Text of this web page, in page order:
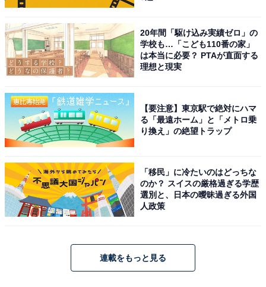
20年間「駆け込み実績ゼロ」の
学校も…「こども110番の家」
は本当に必要？ PTAが直面する
理想と現実
【要注意】東京駅で絶対にハマ
る「最遠ホーム」と「メトロ乗
り換え」の絶望トラップ
「移民」に冷たいのはどっちな
のか？ スイスの厳格過ぎる学歴
選別と、日本の曖昧過ぎる外国
人政策
連載をもっと見る